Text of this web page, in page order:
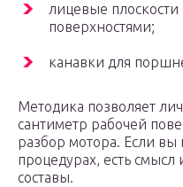
лицевые
поверхностями;
канавки для
Методика позволяет
сантиметр рабочей
разбор мотора. Если
процедурах, есть смысл
составы.